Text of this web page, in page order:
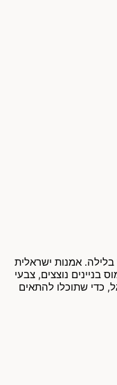
אמנות ישראלית
בניינים נוצצים, צבעי
כדי שתוכלו להתאים